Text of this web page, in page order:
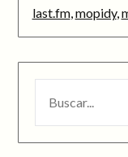
last.fm, mopidy,